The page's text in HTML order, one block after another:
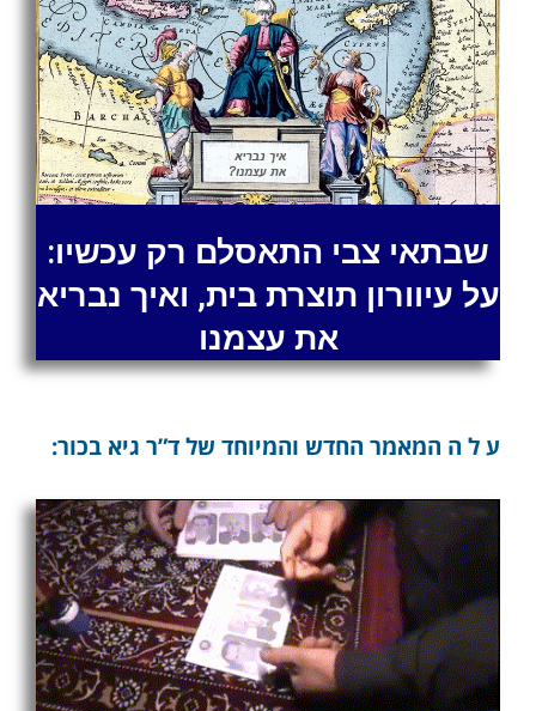
שבתאי צבי התאסלם רק עכשיו:
על עיוורון תוצרת בית, ואיך נבריא
את עצמנו
ע ל ה המאמר החדש והמיוחד של ד”ר גיא בכור: